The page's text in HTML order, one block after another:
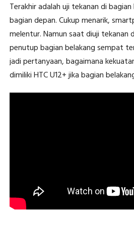
Terakhir adalah uji tekanan di
bagian depan. Cukup menarik,
melentur. Namun saat diuji tekanan
penutup bagian belakang sempat
jadi pertanyaan, bagaimana
dimiliki HTC U12+ jika bagian